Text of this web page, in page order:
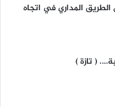
المداري في اتجاه
( تازة )